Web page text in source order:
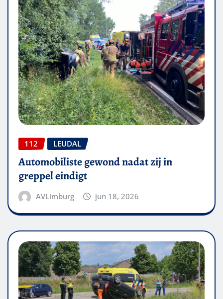
112 LEUDAL
Automobiliste gewond nadat zij in
greppel eindigt
AVLimburg jun 18, 2026